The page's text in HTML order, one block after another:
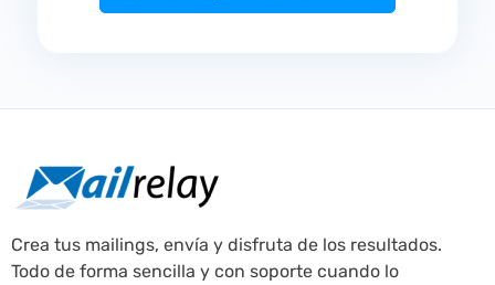
Crea tus mailings, envía y disfruta de los resultados.
Todo de forma sencilla y con soporte cuando lo